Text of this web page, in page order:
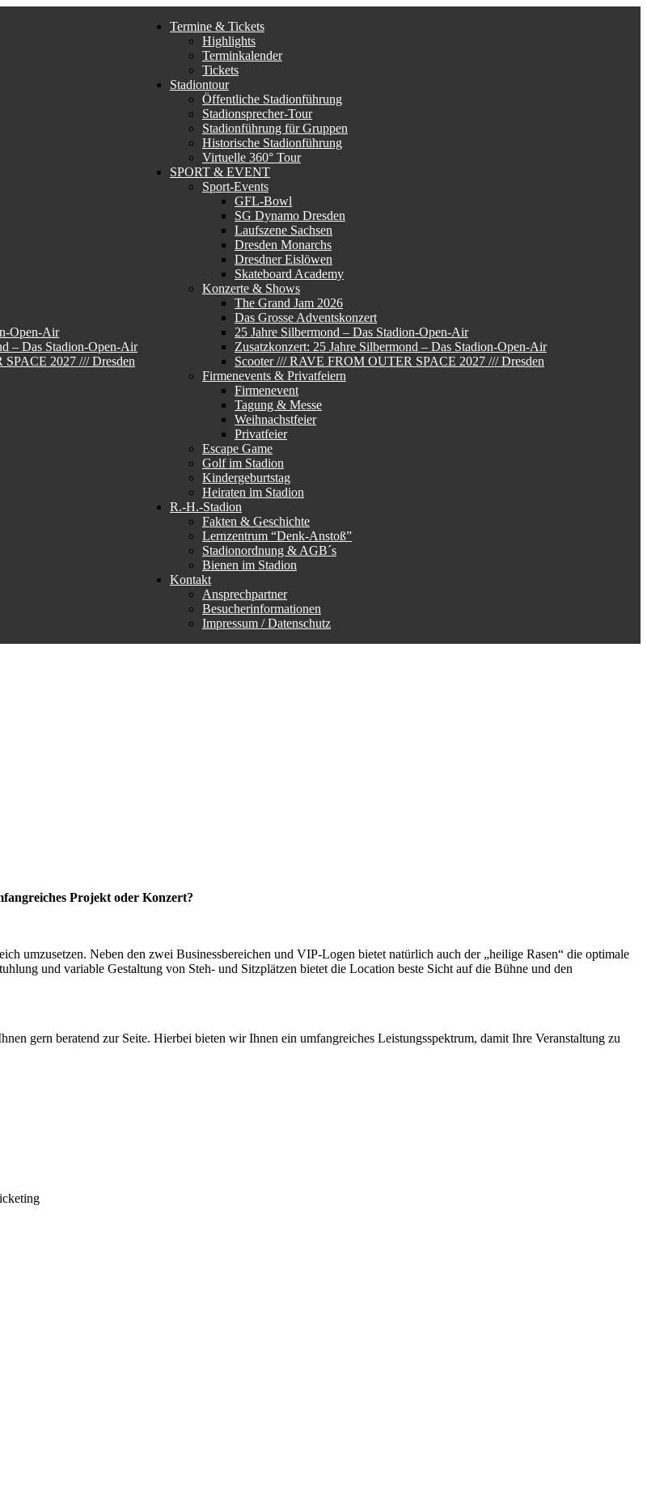
Open-Air
– Das Stadion-Open-Air
2027 /// Dresden
Termine & Tickets
Highlights
Terminkalender
Tickets
Stadiontour
Öffentliche Stadionführung
Stadionsprecher-Tour
Stadionführung für Gruppen
Historische Stadionführung
Virtuelle 360° Tour
SPORT & EVENT
Sport-Events
GFL-Bowl
SG Dynamo Dresden
Laufszene Sachsen
Dresden Monarchs
Dresdner Eislöwen
Skateboard Academy
Konzerte & Shows
The Grand Jam 2026
Das Grosse Adventskonzert
25 Jahre Silbermond – Das Stadion-Open-Air
Zusatzkonzert: 25 Jahre Silbermond – Das Stadion-Open-Air
Scooter /// RAVE FROM OUTER SPACE 2027 /// Dresden
Firmenevents & Privatfeiern
Firmenevent
Tagung & Messe
Weihnachstfeier
Privatfeier
Escape Game
Golf im Stadion
Kindergeburtstag
Heiraten im Stadion
R.-H.-Stadion
Fakten & Geschichte
Lernzentrum “Denk-Anstoß”
Stadionordnung & AGB´s
Bienen im Stadion
Kontakt
Ansprechpartner
Besucherinformationen
Impressum / Datenschutz
Projekt oder Konzert?
umzusetzen. Neben den zwei Businessbereichen und VIP-Logen bietet natürlich auch der „heilige Rasen“ die optimale
und variable Gestaltung von Steh- und Sitzplätzen bietet die Location beste Sicht auf die Bühne und den
gern beratend zur Seite. Hierbei bieten wir Ihnen ein umfangreiches Leistungsspektrum, damit Ihre Veranstaltung zu